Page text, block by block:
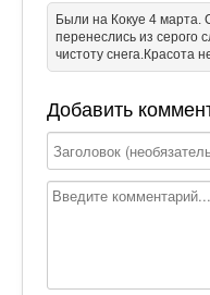
Были на Кокуе 4
перенеслись из серого
чистоту снега.Красота
Добавить